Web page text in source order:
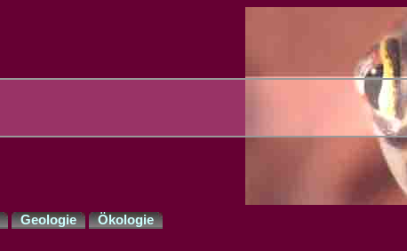
Geologie Ökologie